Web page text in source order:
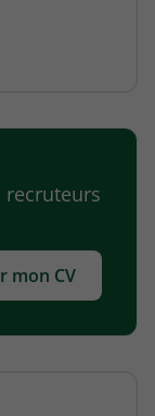
recruteurs
mon CV